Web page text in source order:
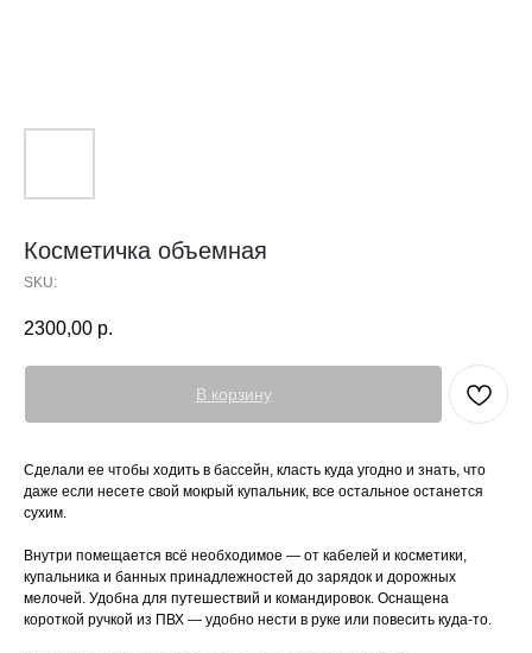
Косметичка объемная
SKU:
2300,00 р.
В корзину
Сделали ее чтобы ходить в бассейн, класть куда угодно и знать, что
даже если несете свой мокрый купальник, все остальное останется
сухим.
Внутри помещается всё необходимое — от кабелей и косметики,
купальника и банных принадлежностей до зарядок и дорожных
мелочей. Удобна для путешествий и командировок. Оснащена
короткой ручкой из ПВХ — удобно нести в руке или повесить куда-то.